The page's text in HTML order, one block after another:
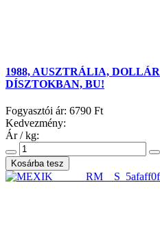
1988, AUSZTRÁLIA,
DÍSZTOKBAN, BU!
Fogyasztói ár: 6790 Ft
Kedvezmény:
Ár / kg: